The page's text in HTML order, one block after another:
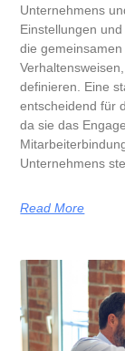
Unternehmens
Einstellungen
die
definieren. Eine
entscheidend für
da sie das
Unternehmens
Read More